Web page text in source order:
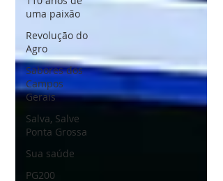
uma paixão
Revolução do
Agro
Sabores dos
Campos
Gerais
Salva, Salve
Ponta Grossa
Sua saúde
PG200